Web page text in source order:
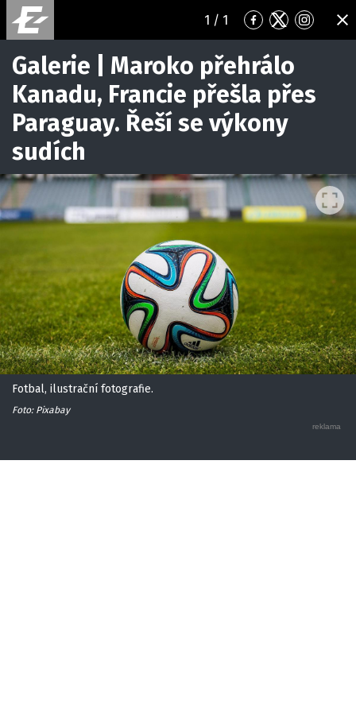
1 / 1
Přejít
na
Facebook
Přejít
na
Twitter
Přejít
na
Galerie | Maroko přehrálo
Kanadu, Francie přešla přes
Paraguay. Řeší se výkony
sudích
Fotbal, ilustrační fotografie.
Foto: Pixabay